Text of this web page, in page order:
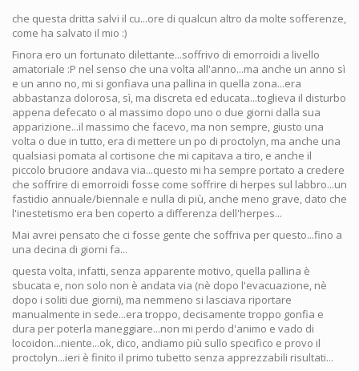
che questa dritta salvi il cu...ore di qualcun altro da molte sofferenze,
come ha salvato il mio :)
Finora ero un fortunato dilettante...soffrivo di emorroidi a livello
amatoriale :P nel senso che una volta all'anno...ma anche un anno sì
e un anno no, mi si gonfiava una pallina in quella zona...era
abbastanza dolorosa, sì, ma discreta ed educata...toglieva il disturbo
appena defecato o al massimo dopo uno o due giorni dalla sua
apparizione...il massimo che facevo, ma non sempre, giusto una
volta o due in tutto, era di mettere un po di proctolyn, ma anche una
qualsiasi pomata al cortisone che mi capitava a tiro, e anche il
piccolo bruciore andava via...questo mi ha sempre portato a credere
che soffrire di emorroidi fosse come soffrire di herpes sul labbro...un
fastidio annuale/biennale e nulla di più, anche meno grave, dato che
l'inestetismo era ben coperto a differenza dell'herpes...
Mai avrei pensato che ci fosse gente che soffriva per questo...fino a
una decina di giorni fa...
questa volta, infatti, senza apparente motivo, quella pallina è
sbucata e, non solo non è andata via (nè dopo l'evacuazione, nè
dopo i soliti due giorni), ma nemmeno si lasciava riportare
manualmente in sede...era troppo, decisamente troppo gonfia e
dura per poterla maneggiare...non mi perdo d'animo e vado di
locoidon...niente...ok, dico, andiamo più sullo specifico e provo il
proctolyn...ieri è finito il primo tubetto senza apprezzabili risultati...